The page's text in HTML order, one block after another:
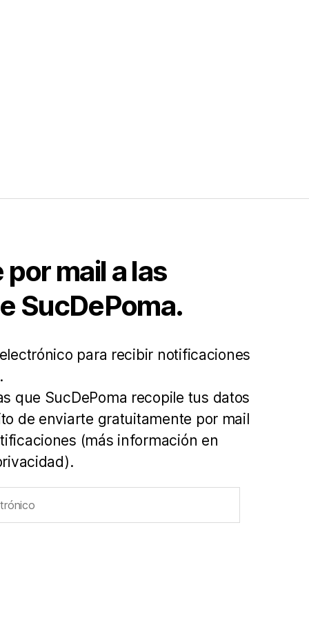
mail a las
SucDePoma.
para recibir notificaciones
que SucDePoma recopile tus datos
de enviarte gratuitamente por mail
(más información en